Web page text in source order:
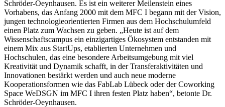
Schröder-Oeynhausen. Es ist ein weiterer Meilenstein eines
Vorhabens, das Anfang 2000 mit dem MFC I begann mit der Vision,
jungen technologieorientierten Firmen aus dem Hochschulumfeld
einen Platz zum Wachsen zu geben. „Heute ist auf dem
Wissenschaftscampus ein einzigartiges Ökosystem entstanden mit
einem Mix aus StartUps, etablierten Unternehmen und
Hochschulen, das eine besondere Arbeitsumgebung mit viel
Kreativität und Dynamik schafft, in der Transferaktivitäten und
Innovationen bestärkt werden und auch neue moderne
Kooperationsformen wie das FabLab Lübeck oder der Coworking
Space WeDSGN im MFC I ihren festen Platz haben“, betonte Dr.
Schröder-Oeynhausen.